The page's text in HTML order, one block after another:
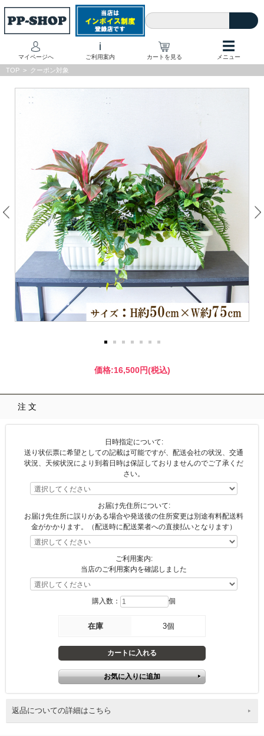
マイページへ
i
ご利用案内 カートを見る
☰
メニュー
TOP > クーポン対象
価格:16,500円(税込)
注文
日時指定について:
送り状伝票に希望としての記載は可能ですが、配送会社の状況、交通
状況、天候状況により到着日時は保証しておりませんのでご了承くだ
さい。
お届け先住所について:
お届け先住所に誤りがある場合や発送後の住所変更は別途有料配送料
金がかかります。（配送時に配送業者への直接払いとなります）
ご利用案内:
当店のご利用案内を確認しました
購入数： 個
在庫 3個
返品についての詳細はこちら